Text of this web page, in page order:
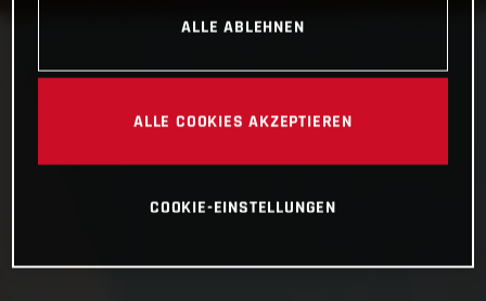
ALLE ABLEHNEN
ALLE COOKIES AKZEPTIEREN
COOKIE-EINSTELLUNGEN